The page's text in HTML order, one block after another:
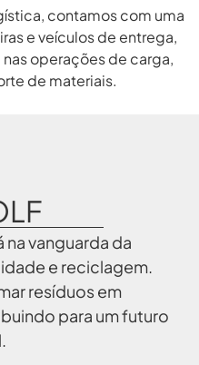
contamos com uma
e veículos de entrega,
operações de carga,
de materiais.
vanguarda da
e reciclagem.
resíduos em
para um futuro